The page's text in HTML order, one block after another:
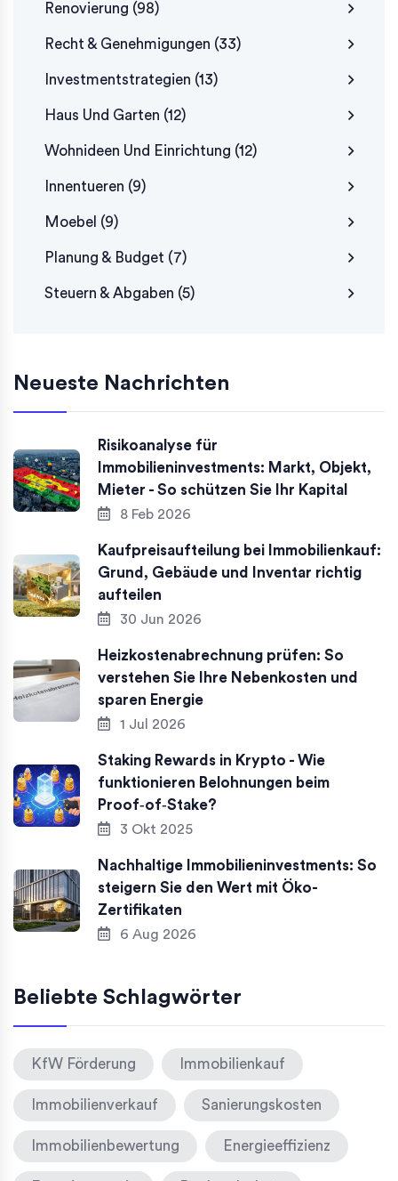
Renovierung (98)
Recht & Genehmigungen (33)
Investmentstrategien (13)
Haus Und Garten (12)
Wohnideen Und Einrichtung (12)
Innentueren (9)
Moebel (9)
Planung & Budget (7)
Steuern & Abgaben (5)
Neueste Nachrichten
Risikoanalyse für
Immobilieninvestments: Markt, Objekt,
Mieter - So schützen Sie Ihr Kapital
8 Feb 2026
Kaufpreisaufteilung bei Immobilienkauf:
Grund, Gebäude und Inventar richtig
aufteilen
30 Jun 2026
Heizkostenabrechnung prüfen: So
verstehen Sie Ihre Nebenkosten und
sparen Energie
1 Jul 2026
Staking Rewards in Krypto - Wie
funktionieren Belohnungen beim
Proof‑of‑Stake?
3 Okt 2025
Nachhaltige Immobilieninvestments: So
steigern Sie den Wert mit Öko-
Zertifikaten
6 Aug 2026
Beliebte Schlagwörter
KfW Förderung Immobilienkauf
Immobilienverkauf Sanierungskosten
Immobilienbewertung Energieeffizienz